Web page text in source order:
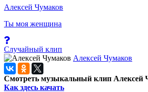
Алексей Чумаков
Ты моя женщина
Случайный клип
Алексей Чумаков
Смотреть музыкальный клип Алексей
Как здесь качать